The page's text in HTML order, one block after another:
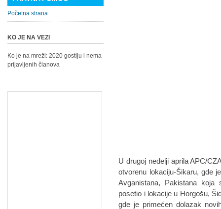
U drugoj nedelji aprila APC/
otvorenu lokaciju-Šikaru, gde
Avganistana, Pakistana
posetio i lokacije u Horgošu,
gde je primećen dolazak
Početna strana
KO JE NA VEZI
Ko je na mreži: 2020 gostiju i nema
prijavljenih članova